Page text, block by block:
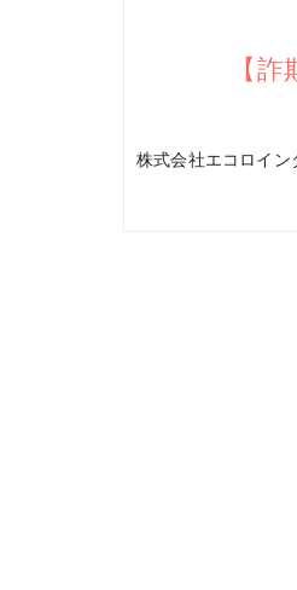
【
株式会社エコロイ